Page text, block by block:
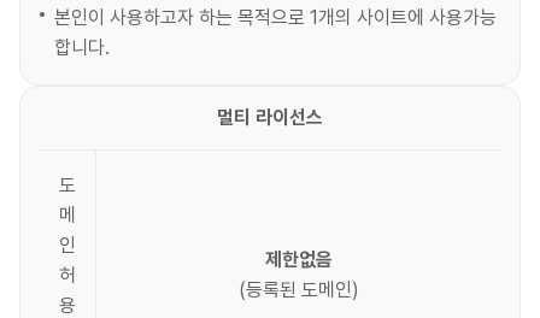
본인이 사용하고자 하는 목적으로 1개의 사이트에 사용가능
합니다.
멀티 라이선스
도
메
인
허
용
제한없음
(등록된 도메인)